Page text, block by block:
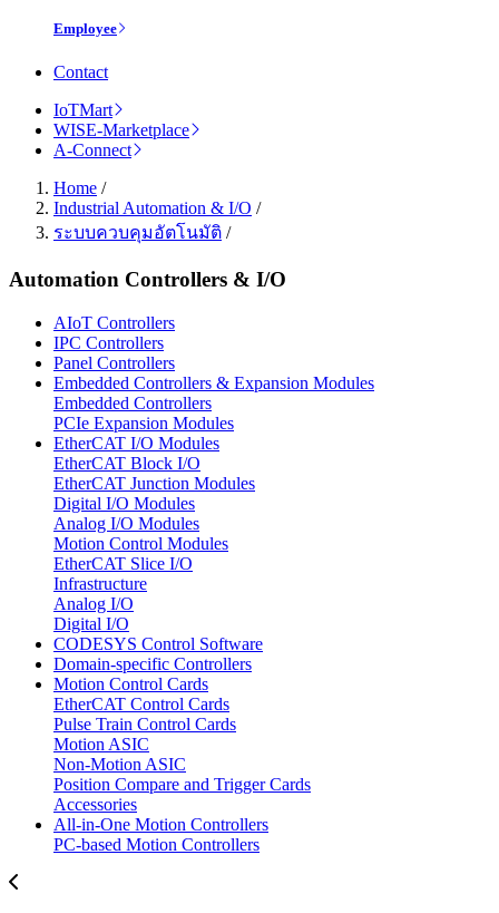
Employee
Contact
IoTMart
WISE-Marketplace
A-Connect
Home /
Industrial Automation & I/O /
ระบบควบคุมอัตโนมัติ /
Automation Controllers & I/O
AIoT Controllers
IPC Controllers
Panel Controllers
Embedded Controllers & Expansion Modules
Embedded Controllers
PCIe Expansion Modules
EtherCAT I/O Modules
EtherCAT Block I/O
EtherCAT Junction Modules
Digital I/O Modules
Analog I/O Modules
Motion Control Modules
EtherCAT Slice I/O
Infrastructure
Analog I/O
Digital I/O
CODESYS Control Software
Domain-specific Controllers
Motion Control Cards
EtherCAT Control Cards
Pulse Train Control Cards
Motion ASIC
Non-Motion ASIC
Position Compare and Trigger Cards
Accessories
All-in-One Motion Controllers
PC-based Motion Controllers